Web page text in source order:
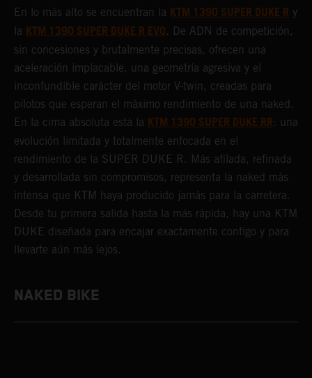
En lo más alto se encuentran la KTM 1390 SUPER DUKE R y
la KTM 1390 SUPER DUKE R EVO. De ADN de competición,
sin concesiones y brutalmente precisas, ofrecen una
aceleración implacable, una geometría agresiva y el
inconfundible carácter del motor V-twin, creadas para
pilotos que esperan el máximo rendimiento de una naked.
En la cima absoluta está la KTM 1390 SUPER DUKE RR: una
evolución limitada y totalmente enfocada en el
rendimiento de la SUPER DUKE R. Más afilada, refinada
y desarrollada sin compromisos, representa la naked más
intensa que KTM haya producido jamás para la carretera.
Desde tu primera salida hasta la más rápida, hay una KTM
DUKE diseñada para encajar exactamente contigo y para
llevarte aún más lejos.
NAKED BIKE